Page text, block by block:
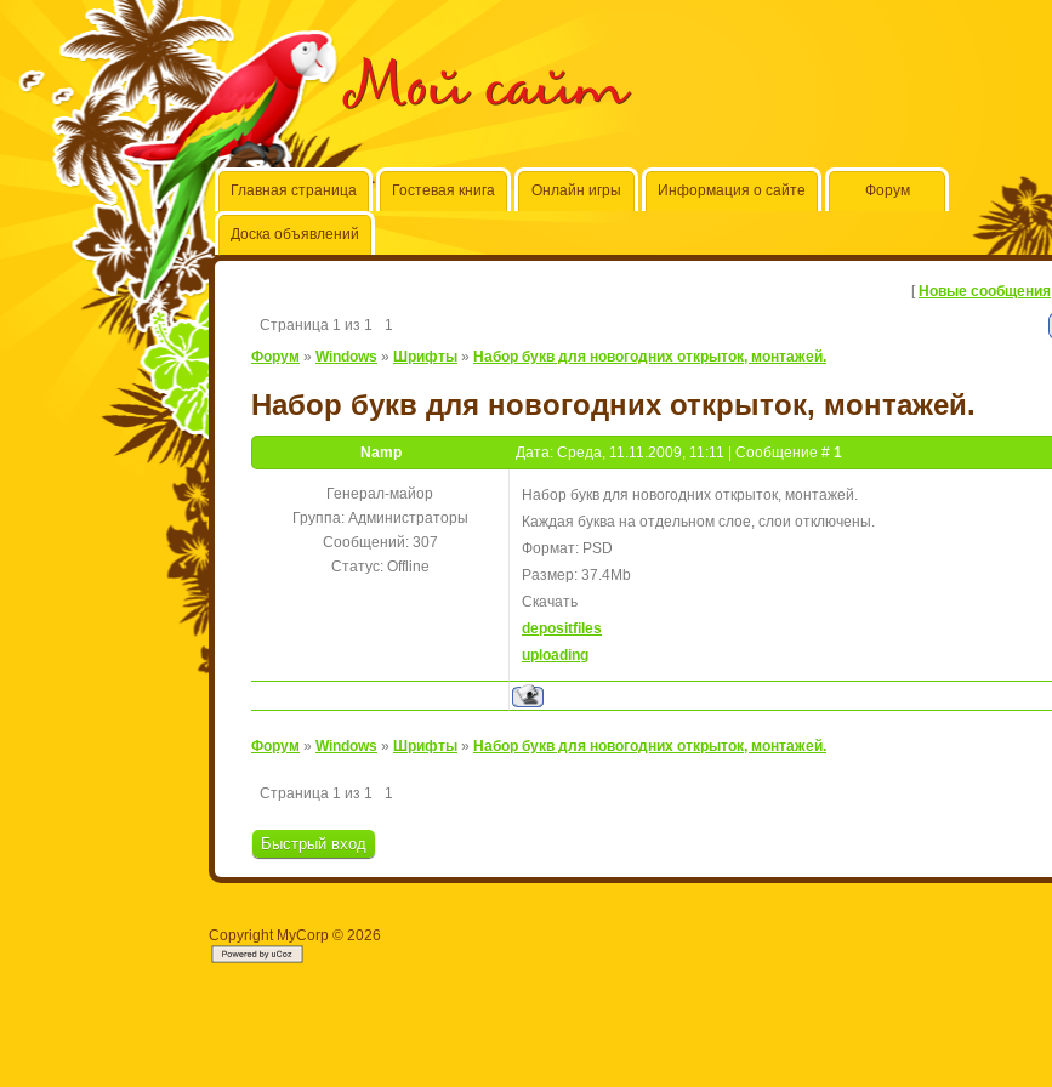
Мой сайт
Главная страница Гостевая книга Онлайн игры Информация о сайте Форум
Доска объявлений
[ Новые сообщения
Страница 1 из 1
1
Форум » Windows » Шрифты » Набор букв для новогодних открыток, монтажей.
Набор букв для новогодних открыток, монтажей.
Namp Дата: Среда, 11.11.2009, 11:11 | Сообщение # 1
Генерал-майор
Группа: Администраторы
Сообщений: 307
Статус: Offline
Набор букв для новогодних открыток, монтажей.
Каждая буква на отдельном слое, слои отключены.
Формат: PSD
Размер: 37.4Mb
Скачать
depositfiles
uploading
Форум » Windows » Шрифты » Набор букв для новогодних открыток, монтажей.
Страница 1 из 1 1
Copyright MyCorp © 2026